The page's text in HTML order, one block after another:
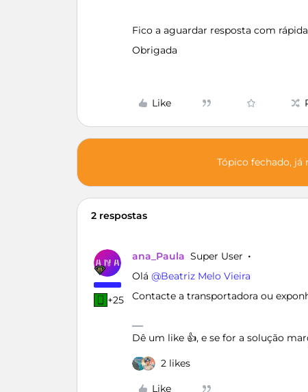
Fico a aguardar resposta com
Obrigada
Like
Tópico fechado, já
2 respostas
+25
ana_Paula Super User
Olá ​ @Beatriz Melo Vieira
Contacte a transportadora ou
Dê um like 👍, e se for a solução
2 likes
Like